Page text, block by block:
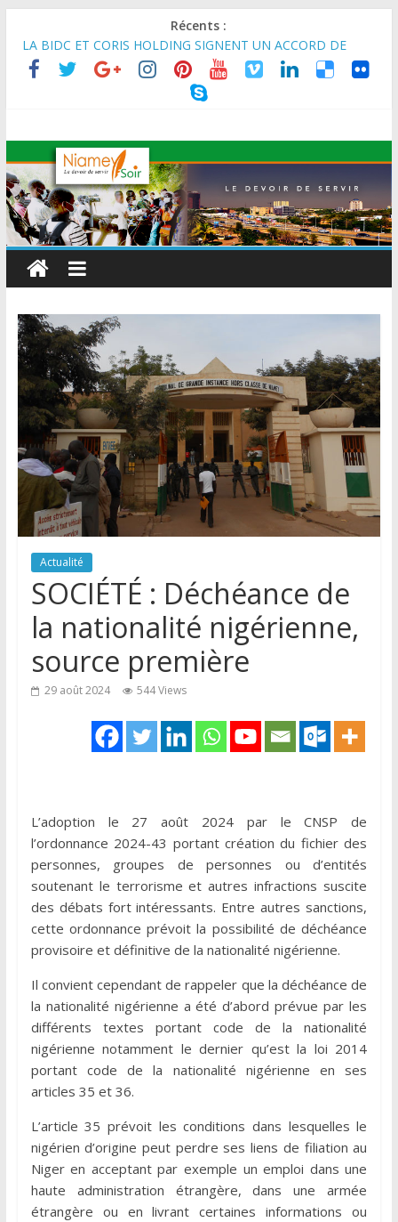
Récents :
LA BIDC ET CORIS HOLDING SIGNENT UN ACCORD DE
FINANCEMENT DE 80 MILLIONS D’EUROS POUR
RENFORCER LES CHAÎNES DE VALEUR ALIMENTAIRES,
ÉNERGÉTIQUES ET AGRICOLES EN AFRIQUE DE L’OUEST
Général de Division Mohamed TOUMBA a reçu en audience
son homologue du Burkina Faso et délégation du Kawar.
BANQUE MONDIALE : L’IA offre un levier vital aux économies
en développement en panne de croissance (Communiqué)
AES : Le Chef de l’Etat a reçu en audience à Maradi les
ministres en charge de l’Environnement du Burkina Faso et du
Mali.
MARADI : Le Président de la République, Chef de l’État, S.E le
pour la célébration de la 3ᵉ édition de la Journée Nationale de
l’Arbre (JNA).
Actualité
SOCIÉTÉ : Déchéance de
la nationalité nigérienne,
source première
29 août 2024 544 Views
L’adoption le 27 août 2024 par le CNSP de
l’ordonnance 2024-43 portant création du fichier des
personnes, groupes de personnes ou d’entités
soutenant le terrorisme et autres infractions suscite
des débats fort intéressants. Entre autres sanctions,
cette ordonnance prévoit la possibilité de déchéance
provisoire et définitive de la nationalité nigérienne.
Il convient cependant de rappeler que la déchéance de
la nationalité nigérienne a été d’abord prévue par les
différents textes portant code de la nationalité
nigérienne notamment le dernier qu’est la loi 2014
portant code de la nationalité nigérienne en ses
articles 35 et 36.
L’article 35 prévoit les conditions dans lesquelles le
nigérien d’origine peut perdre ses liens de filiation au
Niger en acceptant par exemple un emploi dans une
haute administration étrangère, dans une armée
étrangère ou en livrant certaines informations ou